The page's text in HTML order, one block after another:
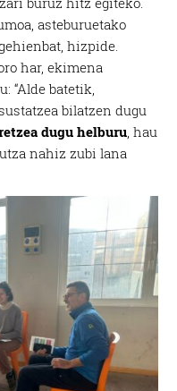
asteburuetako
hizpide.
har, ekimena
“Alde batetik,
bilatzen dugu
dugu helburu , hau
nahiz zubi lana